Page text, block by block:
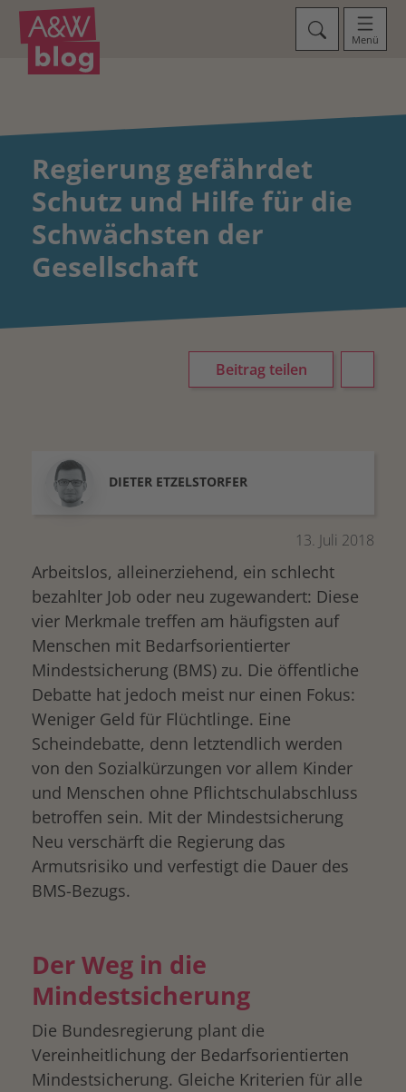
Menü
Regierung gefährdet
Schutz und Hilfe für die
Schwächsten der
Gesellschaft
Beitrag teilen
DIETER ETZELSTORFER
13. Juli 2018
Arbeitslos, alleinerziehend, ein schlecht
bezahlter Job oder neu zugewandert: Diese
vier Merkmale treffen am häufigsten auf
Menschen mit Bedarfsorientierter
Mindestsicherung (BMS) zu. Die öffentliche
Debatte hat jedoch meist nur einen Fokus:
Weniger Geld für Flüchtlinge. Eine
Scheindebatte, denn letztendlich werden
von den Sozialkürzungen vor allem Kinder
und Menschen ohne Pflichtschulabschluss
betroffen sein. Mit der Mindestsicherung
Neu verschärft die Regierung das
Armutsrisiko und verfestigt die Dauer des
BMS-Bezugs.
Der Weg in die
Mindestsicherung
Die Bundesregierung plant die
Vereinheitlichung der Bedarfsorientierten
Mindestsicherung. Gleiche Kriterien für alle